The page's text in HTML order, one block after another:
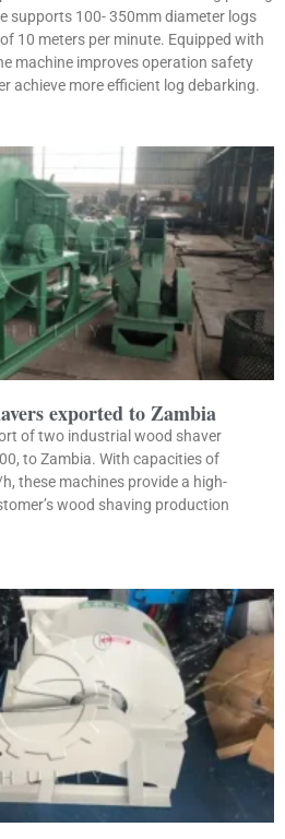
supports 100- 350mm diameter logs
10 meters per minute. Equipped with
machine improves operation safety
achieve more efficient log debarking.
exported to Zambia
of two industrial wood shaver
to Zambia. With capacities of
these machines provide a high-
wood shaving production